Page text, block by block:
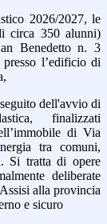
2026/2027, le
circa 350 alunni)
Benedetto n. 3
l’edificio di
dell'avvio di
finalizzati
di Via
tra comuni,
Si tratta di opere
deliberate
alla provincia
e sicuro